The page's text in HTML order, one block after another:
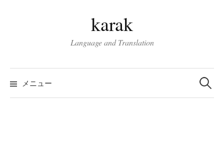
ス
キ
karak
Language and Translation
メニュー
検
索: